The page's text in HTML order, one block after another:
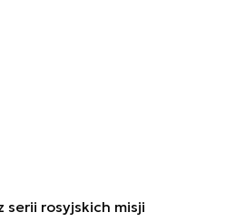
serii rosyjskich misji